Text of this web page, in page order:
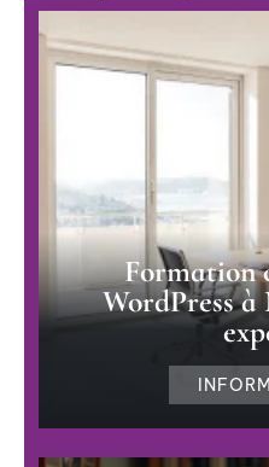
Formation
WordPress à